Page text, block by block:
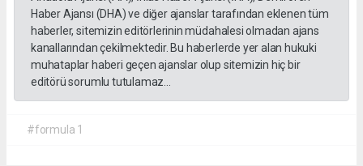
Haber Ajansı (DHA) ve diğer ajanslar tarafından eklenen tüm
haberler, sitemizin editörlerinin müdahalesi olmadan ajans
kanallarından çekilmektedir. Bu haberlerde yer alan hukuki
muhataplar haberi geçen ajanslar olup sitemizin hiç bir
editörü sorumlu tutulamaz...
#formula 1